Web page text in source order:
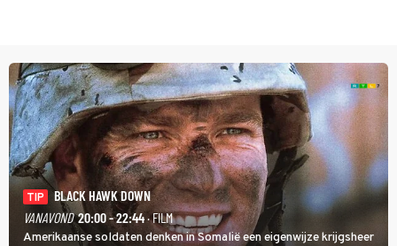
TIP
BLACK HAWK DOWN
VANAVOND 20:00 - 22:44· FILM
Amerikaanse soldaten denken in Somalië een eigenwijze krijgsheer